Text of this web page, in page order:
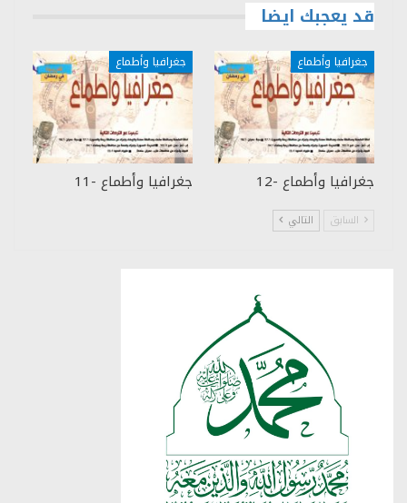
قد يعجبك ايضا
جغرافيا وأطماع
جغرافيا وأطماع -12
جغرافيا وأطماع
جغرافيا وأطماع -11
السابق التالي